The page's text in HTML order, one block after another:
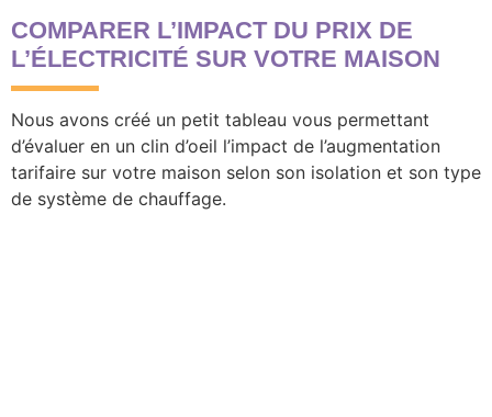
COMPARER L’IMPACT DU PRIX DE
L’ÉLECTRICITÉ SUR VOTRE MAISON
Nous avons créé un petit tableau vous permettant
d’évaluer en un clin d’oeil l’impact de l’augmentation
tarifaire sur votre maison selon son isolation et son type
de système de chauffage.